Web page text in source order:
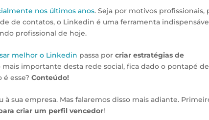
nos últimos anos. Seja por motivos profissionais,
de contatos, o Linkedin é uma ferramenta
profissional de hoje.
melhor o Linkedin passa porcriar estratégias de
mais importante desta rede social, fica dado o pontapé de
é esse?Conteúdo!
à sua empresa. Mas falaremos disso mais adiante.
criar um perfil vencedor!